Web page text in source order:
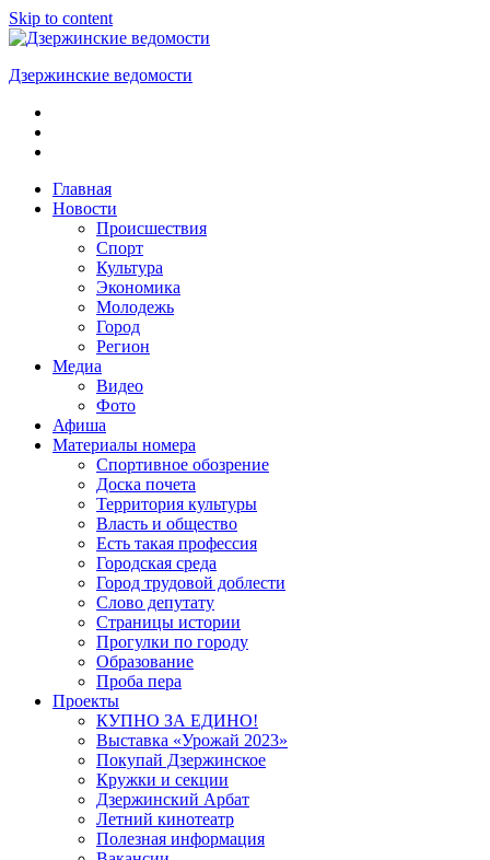
Skip to content
Дзержинские ведомости
ОБЩЕСТВЕННО-
ПОЛИТИЧЕСКАЯ
ГАЗЕТАГлавная
Новости
Происшествия
Спорт
Культура
Экономика
Молодежь
Город
Регион
Медиа
Видео
Фото
Афиша
Материалы номера
Спортивное обозрение
Доска почета
Территория культуры
Власть и общество
Есть такая профессия
Городская среда
Город трудовой доблести
Слово депутату
Страницы истории
Прогулки по городу
Образование
Проба пера
Проекты
КУПНО ЗА ЕДИНО!
Выставка «Урожай 2023»
Покупай Дзержинское
Кружки и секции
Дзержинский Арбат
Летний кинотеатр
Полезная информация